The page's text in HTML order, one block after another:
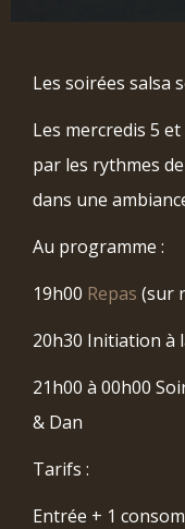
Les soirées salsa
Les mercredis 5
par les rythmes
dans une
Au programme :
19h00 Repas (sur
20h30 Initiation à
21h00 à 00h00
& Dan
Tarifs :
Entrée + 1